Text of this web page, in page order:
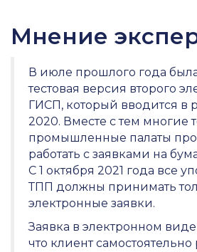
Мнение
В июле прошлого года
тестовая версия второго
ГИСП, который вводится в
2020. Вместе с тем многие
промышленные палаты
работать с заявками на
С 1 октября 2021 года все
ТПП должны принимать
электронные заявки.
Заявка в электронном
что клиент